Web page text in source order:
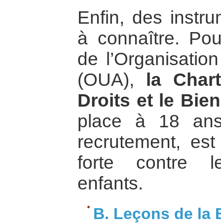
Enfin, des
à connaître.
de
(OUA),
la
Droits et le
place à 18
recrutement,
forte contre
enfants.
B. Leçons de la